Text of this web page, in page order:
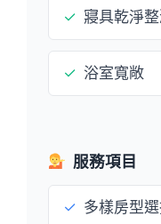
✓ 寢具乾淨
✓ 浴室寬敞
服務項目
✓ 多樣房型